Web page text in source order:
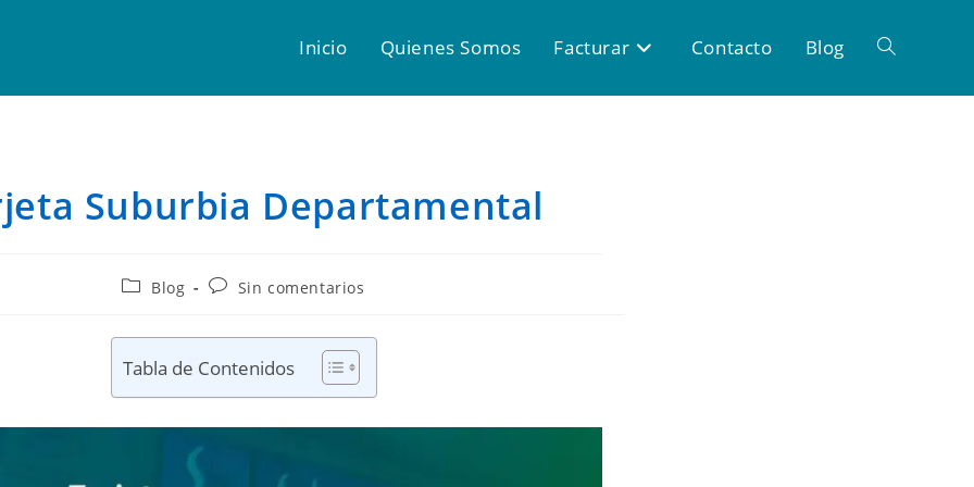
Inicio Quienes Somos Facturar Contacto Blog
Suburbia Departamental
Blog Sin comentarios
Tabla de Contenidos